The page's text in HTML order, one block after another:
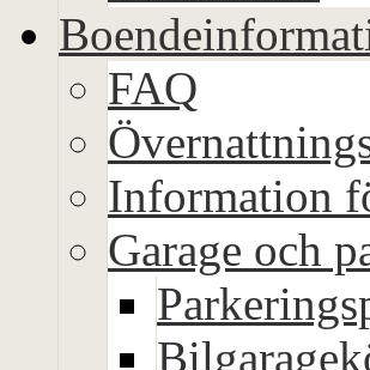
FAQ
Information
Garage och